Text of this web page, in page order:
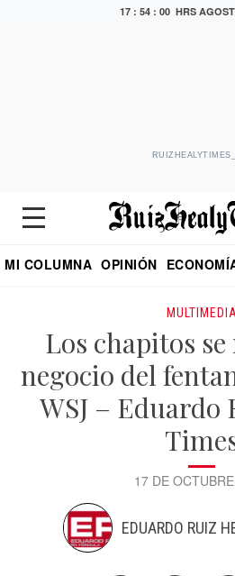
17 : 54 : 00 HRS
MI COLUMNA OPINIÓN
MULTIMEDIA
Los chapitos
negocio del
WSJ –
17 DE
EDUARDO RUIZ